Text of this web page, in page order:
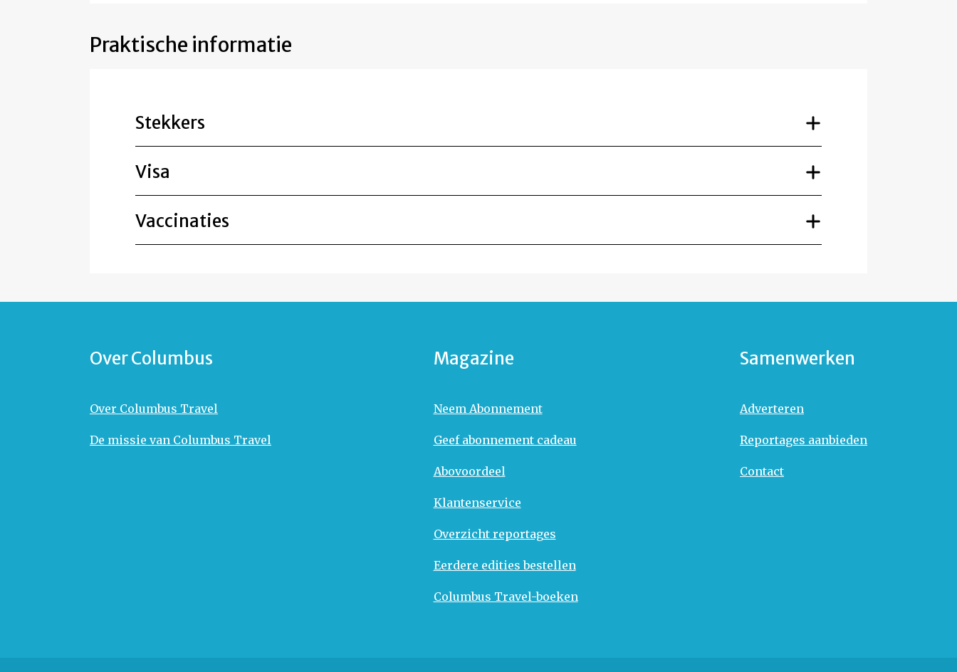
Praktische informatie
Stekkers
Visa
Vaccinaties
Over Columbus
Over Columbus Travel
De missie van Columbus Travel
Magazine
Neem Abonnement
Geef abonnement cadeau
Abovoordeel
Klantenservice
Overzicht reportages
Eerdere edities bestellen
Columbus Travel-boeken
Samenwerken
Adverteren
Reportages aanbieden
Contact